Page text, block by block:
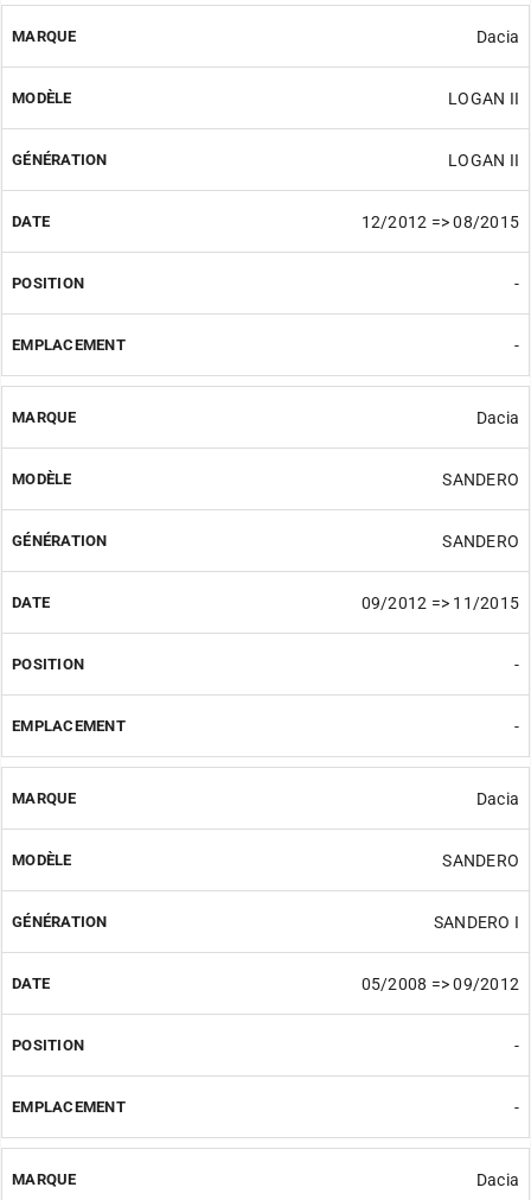
Dacia
LOGAN II
LOGAN II
12/2012 => 08/2015
-
-
Dacia
SANDERO
SANDERO
09/2012 => 11/2015
-
-
Dacia
SANDERO
SANDERO I
05/2008 => 09/2012
-
-
Dacia